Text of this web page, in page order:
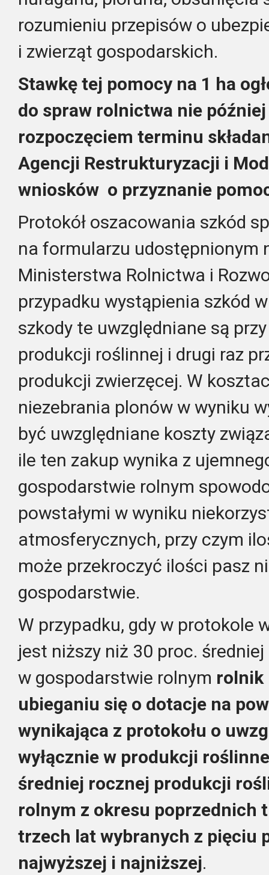
rozumieniu przepisów o
i zwierząt gospodarskich.
Stawkę tej pomocy na 1 ha
do spraw rolnictwa nie
rozpoczęciem terminu
Agencji Restrukturyzacji i
wniosków o przyznanie
Protokół oszacowania szkód
na formularzu udostępnionym
Ministerstwa Rolnictwa i
przypadku wystąpienia szkód
szkody te uwzględniane są
produkcji roślinnej i drugi raz
produkcji zwierzęcej. W
niezebrania plonów w wyniku
być uwzględniane koszty
ile ten zakup wynika z
gospodarstwie rolnym
powstałymi w wyniku
atmosferycznych, przy czym
może przekroczyć ilości pasz
gospodarstwie.
W przypadku, gdy w protokole
jest niższy niż 30 proc.
w gospodarstwie rolnym rolnik
ubieganiu się o dotacje na
wynikająca z protokołu o
wyłącznie w produkcji
średniej rocznej produkcji
rolnym z okresu poprzednich
trzech lat wybranych z pięciu
najwyższej i najniższej.